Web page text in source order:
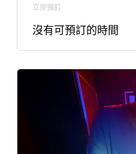
立即預訂
沒有可預訂的時間